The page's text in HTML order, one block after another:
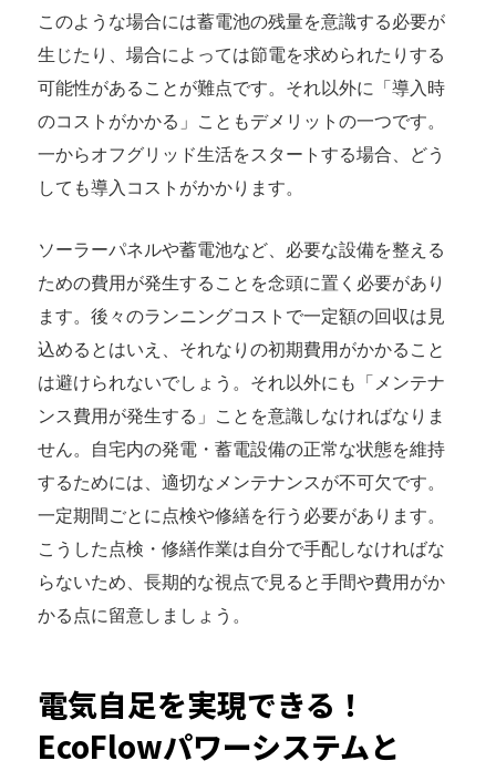
このような場合には蓄電池の残量を意識する必要が
生じたり、場合によっては節電を求められたりする
可能性があることが難点です。それ以外に「導入時
のコストがかかる」こともデメリットの一つです。
一からオフグリッド生活をスタートする場合、どう
しても導入コストがかかります。
ソーラーパネルや蓄電池など、必要な設備を整える
ための費用が発生することを念頭に置く必要があり
ます。後々のランニングコストで一定額の回収は見
込めるとはいえ、それなりの初期費用がかかること
は避けられないでしょう。それ以外にも「メンテナ
ンス費用が発生する」ことを意識しなければなりま
せん。自宅内の発電・蓄電設備の正常な状態を維持
するためには、適切なメンテナンスが不可欠です。
一定期間ごとに点検や修繕を行う必要があります。
こうした点検・修繕作業は自分で手配しなければな
らないため、長期的な視点で見ると手間や費用がか
かる点に留意しましょう。
電気自足を実現できる！
EcoFlowパワーシステムと